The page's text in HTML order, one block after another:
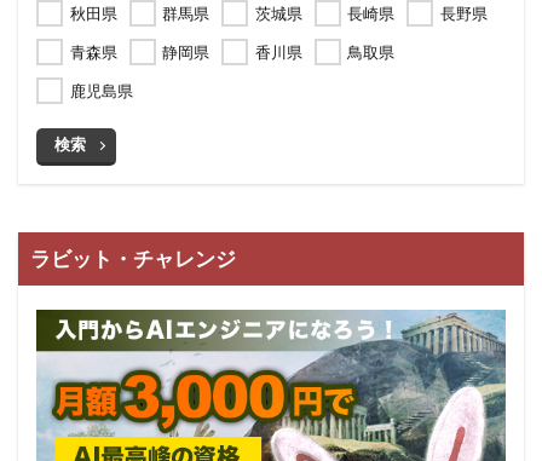
秋田県 群馬県 茨城県 長崎県
長野県
青森県
静岡県 香川県
鳥取県
鹿児島県
検索
ラビット・チャレンジ